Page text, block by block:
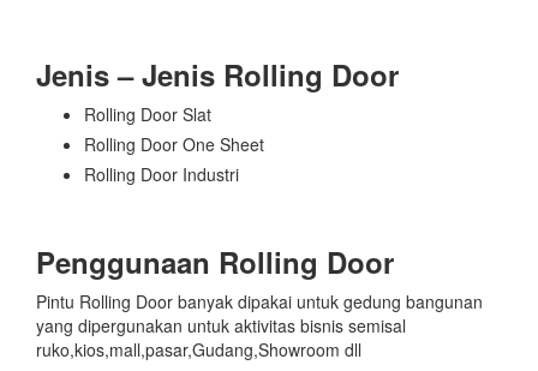
Jenis – Jenis Rolling Door
Rolling Door Slat
Rolling Door One Sheet
Rolling Door Industri
Penggunaan Rolling Door
Pintu Rolling Door banyak dipakai untuk gedung bangunan
yang dipergunakan untuk aktivitas bisnis semisal
ruko,kios,mall,pasar,Gudang,Showroom dll